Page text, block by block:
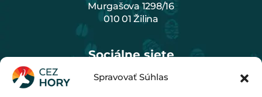
Spravovať Súhlas
Murgašova 1298/16
010 01 Žilina
Sociálne siete